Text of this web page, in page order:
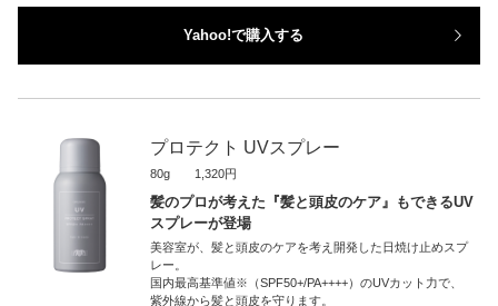
Yahoo!で購入する
プロテクト UVスプレー
80g 1,320円
髪のプロが考えた『髪と頭皮のケア』もできるUV
スプレーが登場
美容室が、髪と頭皮のケアを考え開発した日焼け止めスプ
レー。
国内最高基準値※（SPF50+/PA++++）のUVカット力で、
紫外線から髪と頭皮を守ります。